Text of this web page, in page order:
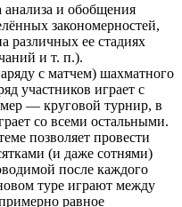
и обобщения
закономерностей,
различных ее стадиях
и т. п.).
с матчем) шахматного
участников играет с
— круговой турнир, в
со всеми остальными.
позволяет провести
(и даже сотнями)
после каждого
туре играют между
равное